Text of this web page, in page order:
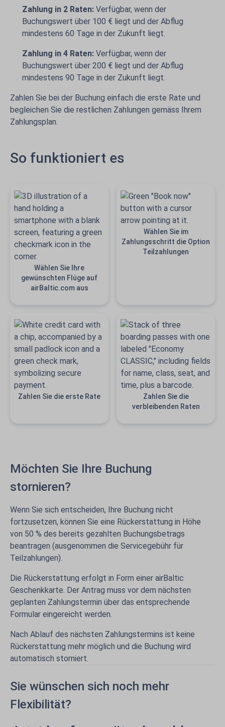
Zahlung in 2 Raten: Verfügbar, wenn der
Buchungswert über 100 € liegt und der Abflug
mindestens 60 Tage in der Zukunft liegt.
Zahlung in 4 Raten: Verfügbar, wenn der
Buchungswert über 200 € liegt und der Abflug
mindestens 90 Tage in der Zukunft liegt.
Zahlen Sie bei der Buchung einfach die erste Rate und
begleichen Sie die restlichen Zahlungen gemäss Ihrem
Zahlungsplan.
So funktioniert es
Wählen Sie Ihre
gewünschten Flüge auf
airBaltic.com aus
Wählen Sie im
Zahlungsschritt die Option
Teilzahlungen
Zahlen Sie die erste Rate
Zahlen Sie die
verbleibenden Raten
Möchten Sie Ihre Buchung
stornieren?
Wenn Sie sich entscheiden, Ihre Buchung nicht
fortzusetzen, können Sie eine Rückerstattung in Höhe
von 50 % des bereits gezahlten Buchungsbetrags
beantragen (ausgenommen die Servicegebühr für
Teilzahlungen).
Die Rückerstattung erfolgt in Form einer airBaltic
Geschenkkarte. Der Antrag muss vor dem nächsten
geplanten Zahlungstermin über das entsprechende
Formular eingereicht werden.
Nach Ablauf des nächsten Zahlungstermins ist keine
Rückerstattung mehr möglich und die Buchung wird
automatisch storniert.
Sie wünschen sich noch mehr
Flexibilität?